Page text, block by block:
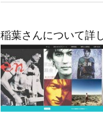
稲葉さんについて詳